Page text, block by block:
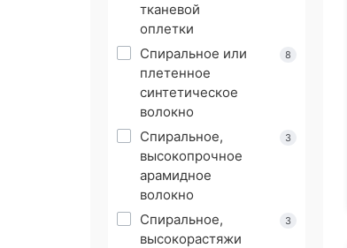
тканевой
оплетки
Спиральное или
плетенное
синтетическое
волокно
8
Спиральное,
высокопрочное
арамидное
волокно
3
Спиральное,
высокорастяжи
3